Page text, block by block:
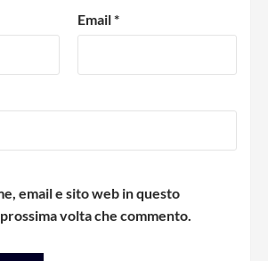
Email*
email e sito web in questo
volta che commento.